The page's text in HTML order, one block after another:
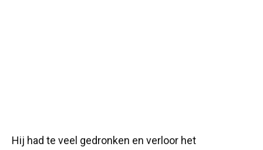
Hij had te veel gedronken en verloor het